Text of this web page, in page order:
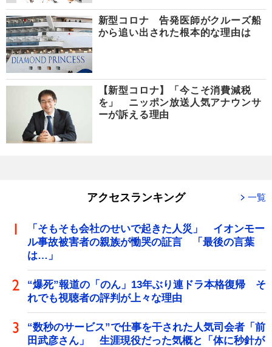
新型コロナ 告発医師がクルーズ船
から追い出された根本的な理由は
【新型コロナ】「今こそ消費減税
を」 ニッポン放送人気アナウンサ
ーが訴える理由
アクセスランキング 一覧
「そもそも会社のせいで起きた人災」 イオンモー
ル事故被害者の親族が慟哭の証言 「最後の言葉
は…」
“爆死”報道の「のん」13年ぶり連ドラ本格復帰 そ
れでも視聴者の評判が上々な理由
“数秒のサービス”で仕事を干された人気司会者「前
田武彦さん」 生涯現役だった気概と「体に秒針が